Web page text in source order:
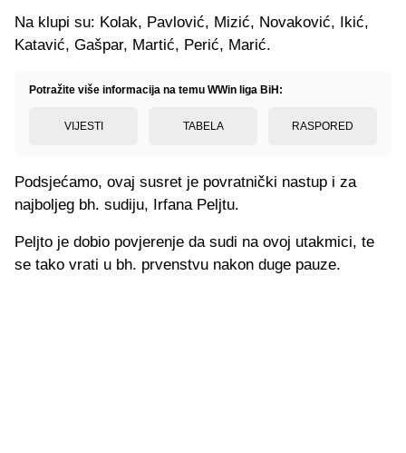
Na klupi su: Kolak, Pavlović, Mizić, Novaković, Ikić,
Katavić, Gašpar, Martić, Perić, Marić.
Potražite više informacija na temu WWin liga BiH:
VIJESTI TABELA RASPORED
Podsjećamo, ovaj susret je povratnički nastup i za
najboljeg bh. sudiju, Irfana Peljtu.
Peljto je dobio povjerenje da sudi na ovoj utakmici, te
se tako vrati u bh. prvenstvu nakon duge pauze.